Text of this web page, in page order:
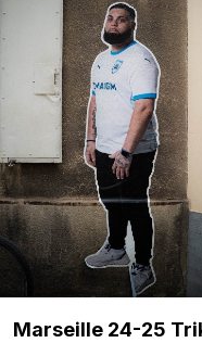
Marseille 24-25